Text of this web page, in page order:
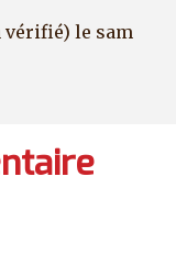
vérifié) le sam